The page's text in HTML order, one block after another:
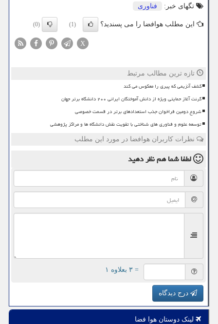
تگهای خبر:
فناوری
این مطلب هوافضا را می پسندید؟ (1)
(0)
X
تازه ترین مطالب مرتبط
کشف آنزیمی که پیری را معکوس می کند
گرنت آغاز حمایتی ویژه از دانش آموختگان ایرانی ۲۰۰ دانشگاه برتر جهان
شروع دومین فراخوان جذب استعدادهای برتر در قسمت خصوصی
توسعه علوم و فناوری های شناختی با تقویت نقش دانشگاه ها و مراکز پژوهشی
نظرات کاربران هوافضا در مورد این مطلب
لطفا شما همنظر دهید
= ۳ بعلاوه ۱
درج دیدگاه
لینک دوستان هوا فضا